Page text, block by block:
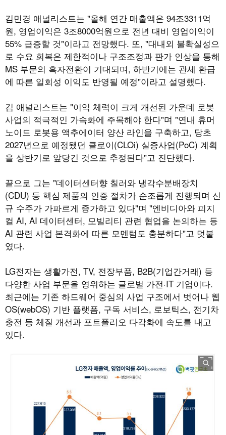
김민경 애널리스트는 "올해 연간 매출액은 94조3311억
원, 영업이익은 3조8000억원으로 전년 대비 영업이익이
55% 급증할 것"이라고 전망했다. 또, "대내외 불확실성으
로 수요 회복은 제한적이나 구조조정과 판가 인상을 통해
MS 부문의 흑자전환이 기대되며, 하반기에는 관세 환급
에 따른 일회성 이익도 반영될 예정"이라고 설명했다.
김 애널리스트는 "이익 체력이 크게 개선된 가운데 로봇
사업의 적극적인 가속화에 주목해야 한다"며 "연내 휴머
노이드 로봇용 액추에이터 양산 라인을 구축하고, 당초
2027년으로 예정됐던 클로이(CLOi) 실증사업(PoC) 계획
을 상반기로 앞당긴 것으로 추정된다"고 진단했다.
끝으로 그는 "데이터센터향 칠러와 냉각수분배장치
(CDU) 등 핵심 제품의 인증 절차가 순조롭게 진행되며 신
규 수주가 가파르게 증가하고 있다"며 "엔비디아와 피지
컬 AI, AI 데이터센터, 모빌리티 관련 협업을 논의하는 등
AI 관련 사업 본격화에 따른 모멘텀도 충분하다"고 덧붙
였다.
LG전자는 생활가전, TV, 전장부품, B2B(기업간거래) 등
다양한 사업 부문을 영위하는 글로벌 가전·IT 기업이다.
최근에는 기존 하드웨어 중심의 사업 구조에서 벗어나 웹
OS(webOS) 기반 플랫폼, 구독 서비스, 로보틱스, 전기차
충전 등 체질 개선과 포트폴리오 다각화에 속도를 내고
있다.